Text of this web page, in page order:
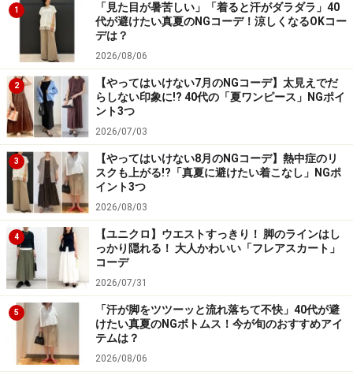
きれい色のリネンシャツが着こなしのポイントに 出典：
StyleHint
写真は、きれいなグリーンのシャツが目をひくコーディ
ネート。天然素材でもきれい色を選ぶと、ほっこりし過
ぎずフレッシュな印象に仕上がりますね。グリーンにホ
ワイト系のパンツを合わせた爽やかな配色も、まねした
いポイントです。
3. 旬の透け素材を品よく着られる「シアー
カーデ」
ユニクロ シアークルーネックショートカーディガン 2990
円（税込）
「シアークルーネックショートカーディガン」（税込
2990円）は、トレンドのシアー素材をベーシックなカー
1
「見た目が暑苦しい」「着ると汗がダラダラ」40
代が避けたい真夏のNGコーデ！涼しくなるOKコー
デは？
2026/08/06
2
【やってはいけない7月のNGコーデ】太見えでだ
らしない印象に!? 40代の「夏ワンピース」NGポイ
ント3つ
2026/07/03
3
【やってはいけない8月のNGコーデ】熱中症のリ
スクも上がる!?「真夏に避けたい着こなし」NGポ
イント3つ
2026/08/03
4
【ユニクロ】ウエストすっきり！ 脚のラインはし
っかり隠れる！ 大人かわいい「フレアスカート」
コーデ
2026/07/31
5
「汗が脚をツツーッと流れ落ちて不快」40代が避
けたい真夏のNGボトムス！今が旬のおすすめアイ
テムは？
2026/08/06